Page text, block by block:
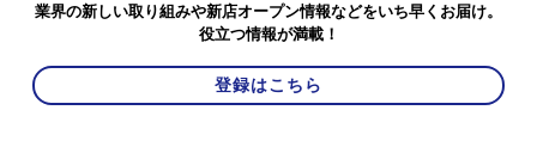
業界の新しい取り組みや新店オープン情報などをいち早くお届け。
役立つ情報が満載！
登録はこちら